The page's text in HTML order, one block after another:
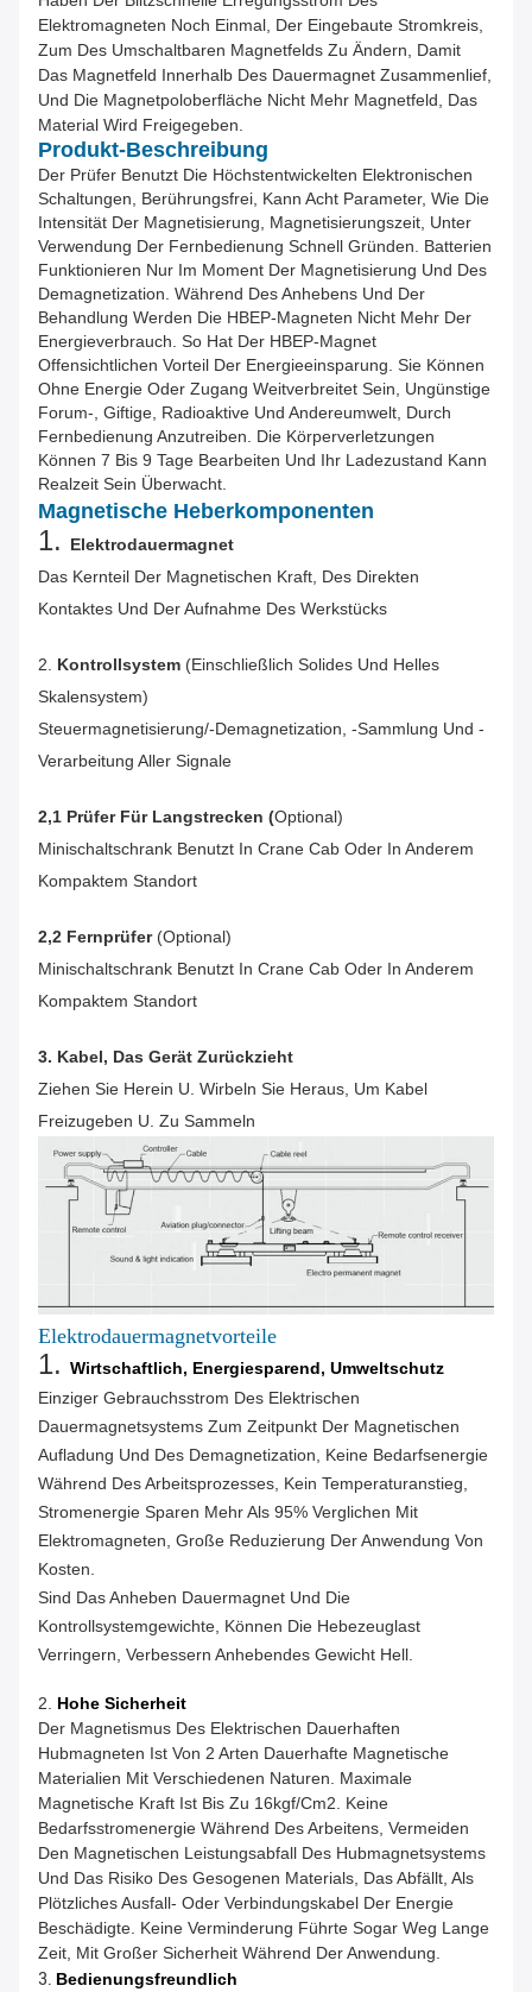
Elektromagneten Noch Einmal, Der Eingebaute Stromkreis,
Zum Des Umschaltbaren Magnetfelds Zu Ändern, Damit
Das Magnetfeld Innerhalb Des Dauermagnet Zusammenlief,
Und Die Magnetpoloberfläche Nicht Mehr Magnetfeld, Das
Material Wird Freigegeben.
Produkt-Beschreibung
Der Prüfer Benutzt Die Höchstentwickelten Elektronischen
Schaltungen, Berührungsfrei, Kann Acht Parameter, Wie Die
Intensität Der Magnetisierung, Magnetisierungszeit, Unter
Verwendung Der Fernbedienung Schnell Gründen. Batterien
Funktionieren Nur Im Moment Der Magnetisierung Und Des
Demagnetization. Während Des Anhebens Und Der
Behandlung Werden Die HBEP-Magneten Nicht Mehr Der
Energieverbrauch. So Hat Der HBEP-Magnet
Offensichtlichen Vorteil Der Energieeinsparung. Sie Können
Ohne Energie Oder Zugang Weitverbreitet Sein, Ungünstige
Forum-, Giftige, Radioaktive Und Andereumwelt, Durch
Fernbedienung Anzutreiben. Die Körperverletzungen
Können 7 Bis 9 Tage Bearbeiten Und Ihr Ladezustand Kann
Realzeit Sein Überwacht.
Magnetische Heberkomponenten
1.
Elektrodauermagnet
Das Kernteil Der Magnetischen Kraft, Des Direkten
Kontaktes Und Der Aufnahme Des Werkstücks
2. Kontrollsystem (einschließlich Solides Und Helles
Skalensystem)
Steuermagnetisierung/-Demagnetization, -sammlung Und -
Verarbeitung Aller Signale
2,1 Prüfer Für Langstrecken (Optional)
Minischaltschrank Benutzt In Crane Cab Oder In Anderem
Kompaktem Standort
2,2 Fernprüfer(optional)
Minischaltschrank Benutzt In Crane Cab Oder In Anderem
Kompaktem Standort
3. Kabel, Das Gerät Zurückzieht
Ziehen Sie Herein U. Wirbeln Sie Heraus, Um Kabel
Freizugeben U. Zu Sammeln
Elektrodauermagnetvorteile
1. Wirtschaftlich, Energiesparend, Umweltschutz
Einziger Gebrauchsstrom Des Elektrischen
Dauermagnetsystems Zum Zeitpunkt Der Magnetischen
Aufladung Und Des Demagnetization, Keine Bedarfsenergie
Während Des Arbeitsprozesses, Kein Temperaturanstieg,
Stromenergie Sparen Mehr Als 95% Verglichen Mit
Elektromagneten, Große Reduzierung Der Anwendung Von
Kosten.
Sind Das Anheben Dauermagnet Und Die
Kontrollsystemgewichte, Können Die Hebezeuglast
Verringern, Verbessern Anhebendes Gewicht Hell.
2. Hohe Sicherheit
Der Magnetismus Des Elektrischen Dauerhaften
Hubmagneten Ist Von 2 Arten Dauerhafte Magnetische
Materialien Mit Verschiedenen Naturen. Maximale
Magnetische Kraft Ist Bis Zu 16kgf/cm2. Keine
Bedarfsstromenergie Während Des Arbeitens, Vermeiden
Den Magnetischen Leistungsabfall Des Hubmagnetsystems
Und Das Risiko Des Gesogenen Materials, Das Abfällt, Als
Plötzliches Ausfall- Oder Verbindungskabel Der Energie
Beschädigte. Keine Verminderung Führte Sogar Weg Lange
Zeit, Mit Großer Sicherheit Während Der Anwendung.
3. Bedienungsfreundlich